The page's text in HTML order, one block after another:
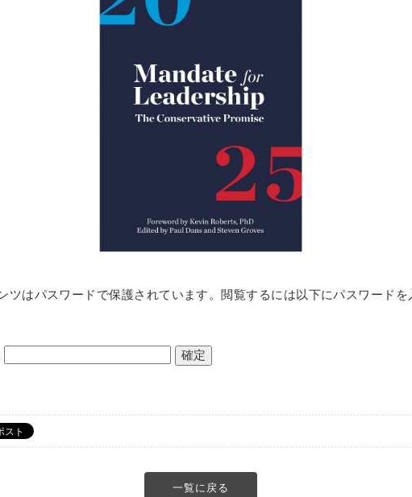
ツはパスワードで保護されています。閲覧するには以下にパスワードを
一覧に戻る